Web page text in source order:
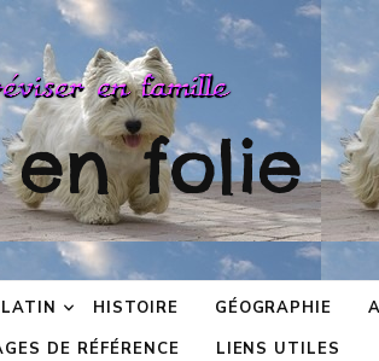
en folie
LATIN HISTOIRE GÉOGRAPHIE
DE RÉFÉRENCE LIENS UTILES